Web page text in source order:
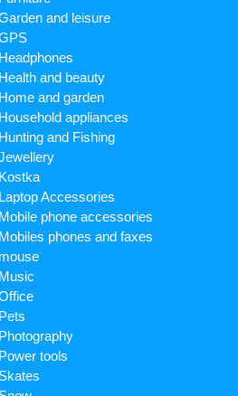
and leisure
Headphones
Health and beauty
Home and garden
Household appliances
Hunting and Fishing
Kostka
Laptop Accessories
Mobile phone accessories
Mobiles phones and faxes
mouse
Music
Pets
Photography
Power tools
Skates